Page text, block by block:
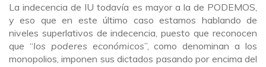
La indecencia de IU todavía es mayor a la de PODEMOS,
y eso que en este último caso estamos hablando de
niveles superlativos de indecencia, puesto que reconocen
que “los poderes económicos”, como denominan a los
monopolios, imponen sus dictados pasando por encima del